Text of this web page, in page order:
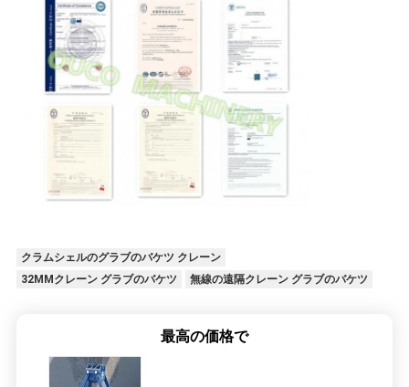
クラムシェルのグラブのバケツ クレーン
32MMクレーン グラブのバケツ
無線の遠隔クレーン グラブのバケツ
最高の価格で